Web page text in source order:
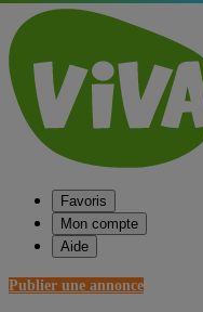
Favoris
Mon compte
Aide
Publier une annonce